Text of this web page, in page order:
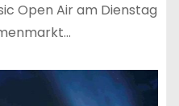
Open Air am Dienstag